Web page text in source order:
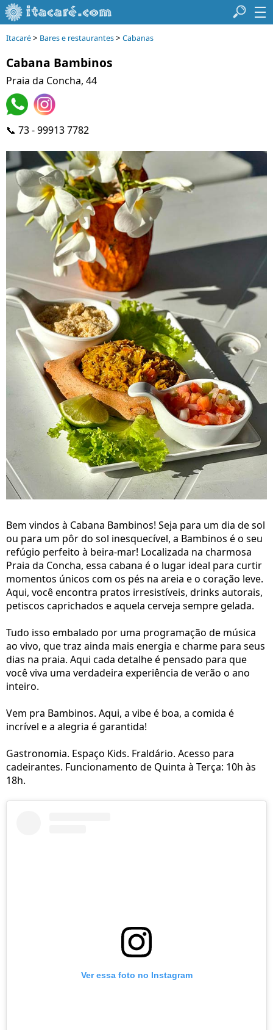
Itacaré> Bares e restaurantes> Cabanas
Cabana Bambinos
Praia da Concha, 44
📞 73 - 99913 7782
Bem vindos à Cabana Bambinos! Seja para um dia de sol
ou para um pôr do sol inesquecível, a Bambinos é o seu
refúgio perfeito à beira-mar! Localizada na charmosa
Praia da Concha, essa cabana é o lugar ideal para curtir
momentos únicos com os pés na areia e o coração leve.
Aqui, você encontra pratos irresistíveis, drinks autorais,
petiscos caprichados e aquela cerveja sempre gelada.
Tudo isso embalado por uma programação de música
ao vivo, que traz ainda mais energia e charme para seus
dias na praia. Aqui cada detalhe é pensado para que
você viva uma verdadeira experiência de verão o ano
inteiro.
Vem pra Bambinos. Aqui, a vibe é boa, a comida é
incrível e a alegria é garantida!
Gastronomia. Espaço Kids. Fraldário. Acesso para
cadeirantes. Funcionamento de Quinta à Terça: 10h às
18h.
Ver essa foto no Instagram